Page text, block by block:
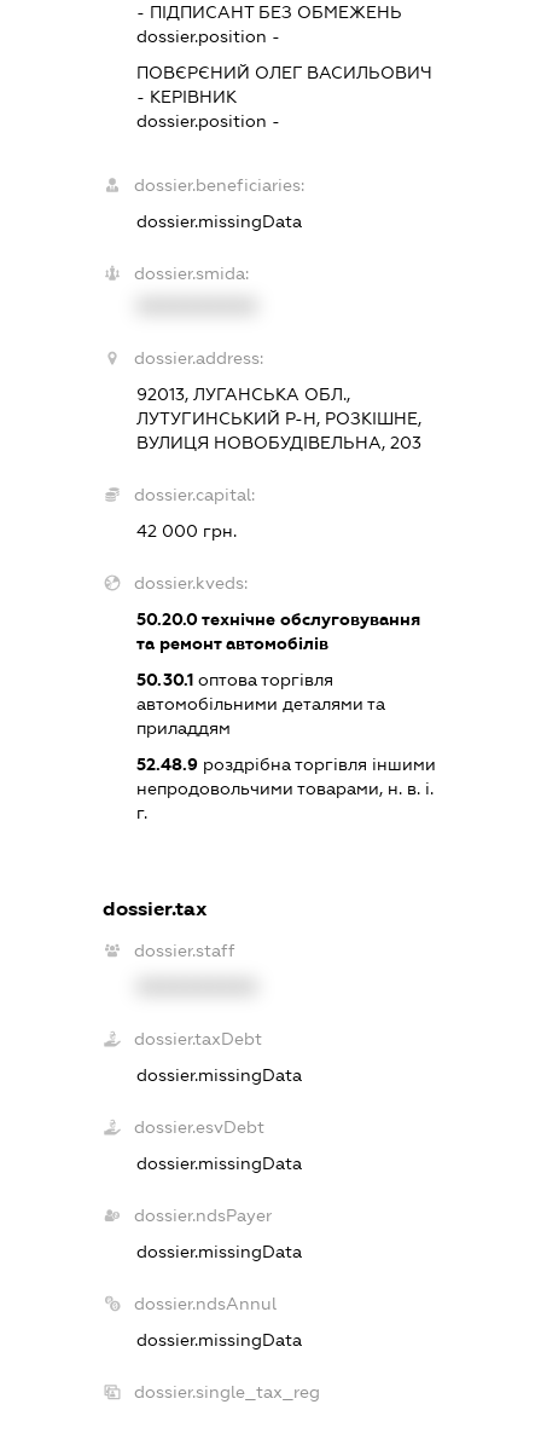
- ПІДПИСАНТБЕЗ ОБМЕЖЕНЬ
dossier.position -
ПОВЄРЄНИЙ ОЛЕГ ВАСИЛЬОВИЧ
- КЕРІВНИК
dossier.position -
dossier.beneficiaries:
dossier.missingData
dossier.smida:
dossier.address:
92013, ЛУГАНСЬКА ОБЛ.,
ЛУТУГИНСЬКИЙ Р-Н, РОЗКІШНЕ,
ВУЛИЦЯ НОВОБУДІВЕЛЬНА, 203
dossier.capital:
42 000 грн.
dossier.kveds:
50.20.0технічне обслуговування
та ремонт автомобілів
50.30.1оптова торгівля
автомобільними деталями та
приладдям
52.48.9роздрібна торгівля іншими
непродовольчими товарами, н. в. і.
г.
dossier.tax
dossier.staff
dossier.taxDebt
dossier.missingData
dossier.esvDebt
dossier.missingData
dossier.ndsPayer
dossier.missingData
dossier.ndsAnnul
dossier.missingData
dossier.single_tax_reg